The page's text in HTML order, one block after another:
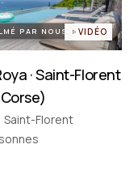
PAR NOUS VIDÉO
· Saint-Florent
Saint-Florent